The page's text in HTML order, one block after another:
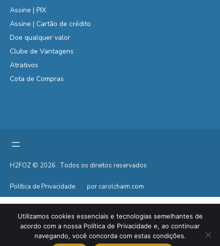
Assine | PIX
Assine | Cartão de crédito
Doe qualquer valor
Clube de Vantagens
Atrativos
Cota de Compras
H2FOZ © 2026 . Todos os direitos reservados
Política de Privacidade por carolchaim.com
Utilizamos cookies essenciais e tecnologias semelhantes de
acordo com a nossa Política de Privacidade e, ao continuar
navegando, você concorda com estas condições.